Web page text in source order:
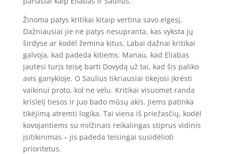
Žinoma patys kritikai kitaip vertina savo elgesį.
Dažniausiai jie nė patys nesupranta, kas vyksta jų
širdyse ar kodėl žemina kitus. Labai dažnai kritikai
galvoja, kad padeda kitiems. Manau, kad Eliabas
jautėsi turįs teisę barti Dovydą už tai, kad šis paliko
avis ganykloje. O Saulius tikriausiai tikėjosi įkrėsti
vaikinui proto, kol ne vėlu. Kritikai visuomet randa
krislelį tiesos ir juo bado mūsų akis. Jiems patinka
tikėjimą atremti logika. Tai viena iš priežasčių, kodėl
kovojantiems su milžinais reikalingas stiprus vidinis
įsitikinimas – jis padeda teisingai susidėlioti
prioritetus.